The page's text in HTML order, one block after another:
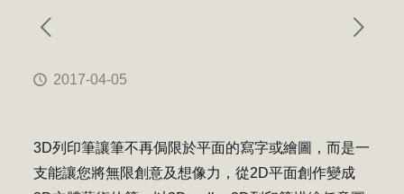
2017-04-05
3D列印筆讓筆不再侷限於平面的寫字或繪圖，而是一
支能讓您將無限創意及想像力，從2D平面創作變成